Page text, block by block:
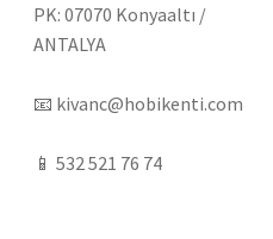
PK: 07070 Konyaaltı /
ANTALYA
📧 kivanc@hobikenti.com
📱 532 521 76 74